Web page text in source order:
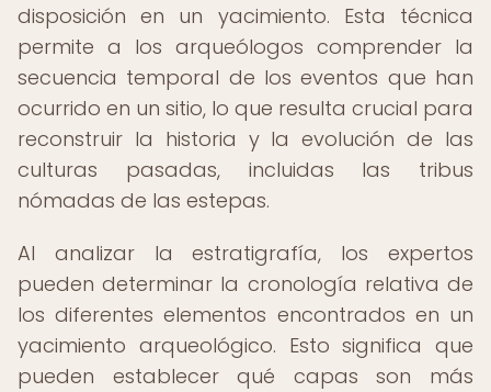
disposición en un yacimiento. Esta técnica
permite a los arqueólogos comprender la
secuencia temporal de los eventos que han
ocurrido en un sitio, lo que resulta crucial para
reconstruir la historia y la evolución de las
culturas pasadas, incluidas las tribus
nómadas de las estepas.
Al analizar la estratigrafía, los expertos
pueden determinar la cronología relativa de
los diferentes elementos encontrados en un
yacimiento arqueológico. Esto significa que
pueden establecer qué capas son más